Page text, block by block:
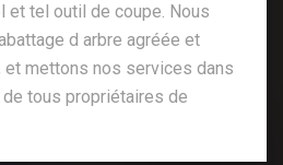
et tel outil de coupe. Nous
d arbre agréée et
et mettons nos services dans
tous propriétaires de